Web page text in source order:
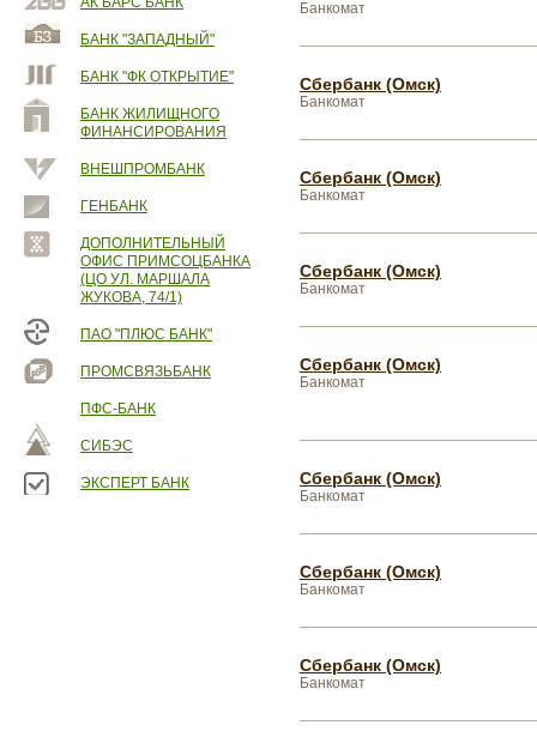
БАНК "ЗАПАДНЫЙ"
БАНК "ФК ОТКРЫТИЕ"
БАНК ЖИЛИЩНОГО
ФИНАНСИРОВАНИЯ
ВНЕШПРОМБАНК
ГЕНБАНК
ДОПОЛНИТЕЛЬНЫЙ
ОФИС ПРИМСОЦБАНКА
(ЦО УЛ. МАРШАЛА
ЖУКОВА, 74/1)
ПАО "ПЛЮС БАНК"
ПРОМСВЯЗЬБАНК
ПФС-БАНК
СИБЭС
ЭКСПЕРТ БАНК
Банкомат
Сбербанк (Омск)
Банкомат
Сбербанк (Омск)
Банкомат
Сбербанк (Омск)
Банкомат
Сбербанк (Омск)
Банкомат
Сбербанк (Омск)
Банкомат
Сбербанк (Омск)
Банкомат
Сбербанк (Омск)
Банкомат